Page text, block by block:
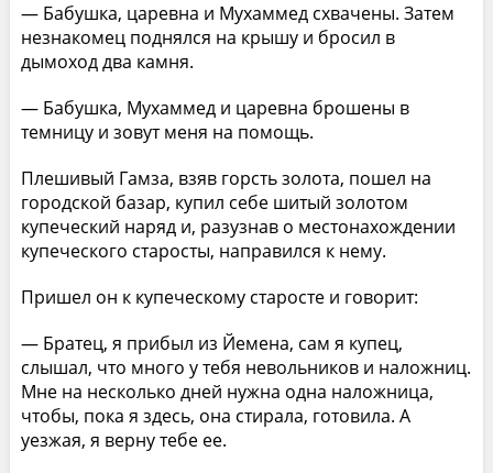
— Бабушка, царевна и Мухаммед схвачены. Затем
незнакомец поднялся на крышу и бросил в
дымоход два камня.
— Бабушка, Мухаммед и царевна брошены в
темницу и зовут меня на помощь.
Плешивый Гамза, взяв горсть золота, пошел на
городской базар, купил себе шитый золотом
купеческий наряд и, разузнав о местонахождении
купеческого старосты, направился к нему.
Пришел он к купеческому старосте и говорит:
— Братец, я прибыл из Йемена, сам я купец,
слышал, что много у тебя невольников и наложниц.
Мне на несколько дней нужна одна наложница,
чтобы, пока я здесь, она стирала, готовила. А
уезжая, я верну тебе ее.